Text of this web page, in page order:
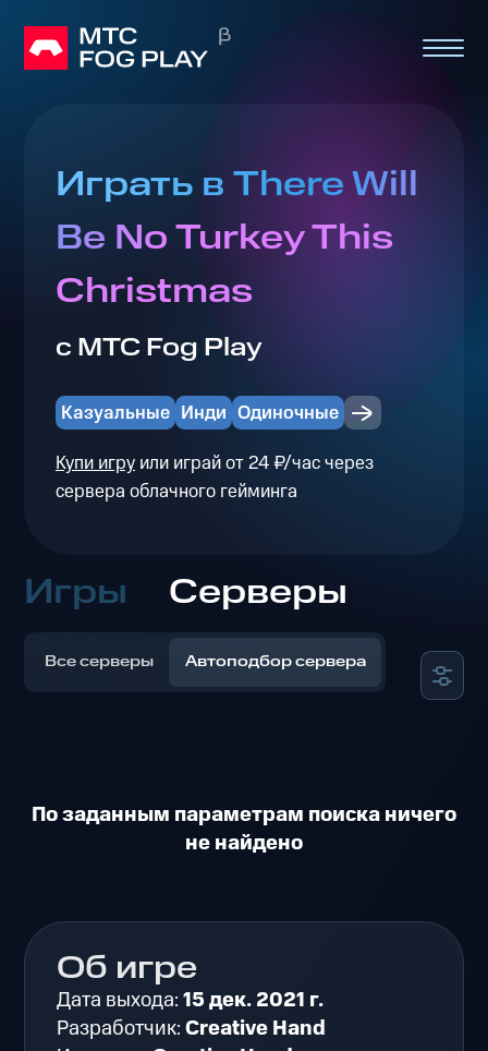
Играть в There Will
Be No Turkey This
Christmas
с МТС Fog Play
Казуальные Инди Одиночные
Купи игруили играй от 24 ₽/час через
сервера облачного гейминга
Игры Серверы
Все серверы Автоподбор сервера
По заданным параметрам поиска ничего
не найдено
Об игре
Дата выхода:15 дек. 2021 г.
Разработчик:Creative Hand